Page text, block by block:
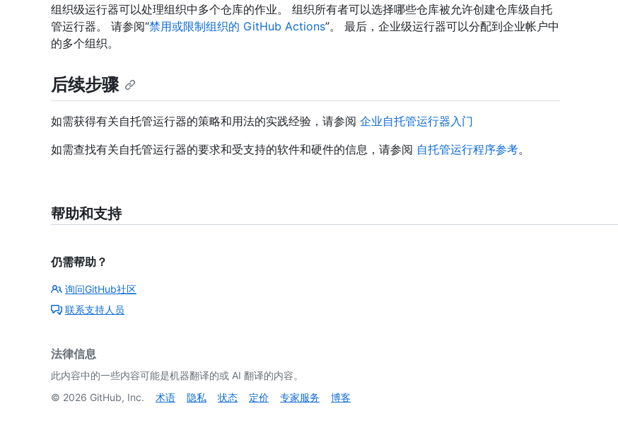
组织级运行器可以处理组织中多个仓库的作业。 组织所有者可以选择哪些仓库被允许创建仓库级自托
管运行器。 请参阅“禁用或限制组织的 GitHub Actions”。 最后，企业级运行器可以分配到企业帐户中
的多个组织。
后续步骤
如需获得有关自托管运行器的策略和用法的实践经验，请参阅 企业自托管运行器入门
如需查找有关自托管运行器的要求和受支持的软件和硬件的信息，请参阅 自托管运行程序参考。
帮助和支持
仍需帮助？
询问GitHub社区
联系支持人员
法律信息
此内容中的一些内容可能是机器翻译的或 AI 翻译的内容。
© 2026 GitHub, Inc. 术语 隐私 状态 定价 专家服务 博客